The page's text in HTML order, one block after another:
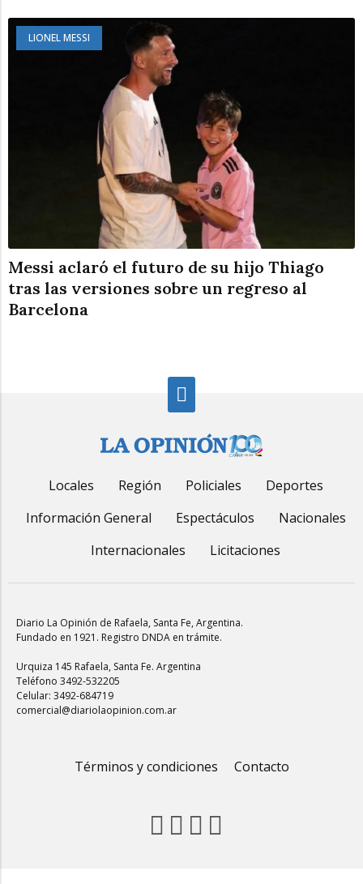
LIONEL MESSI
Messi aclaró el futuro de su hijo Thiago
tras las versiones sobre un regreso al
Barcelona
Locales Región Policiales
Deportes
Información General
Espectáculos
Nacionales
Internacionales
Licitaciones
Diario La Opinión de Rafaela, Santa Fe, Argentina.
Fundado en 1921. Registro DNDA en trámite.
Urquiza 145 Rafaela, Santa Fe. Argentina
Teléfono 3492-532205
Celular: 3492-684719
comercial@diariolaopinion.com.ar
Términos y condiciones Contacto